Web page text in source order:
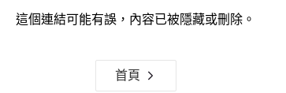
這個連結可能有誤，內容已被隱藏或刪除。
首頁